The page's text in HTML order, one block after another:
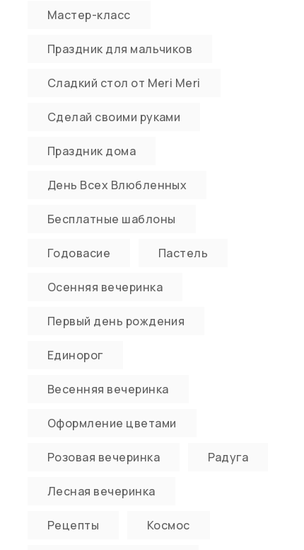
Мастер-класс
Праздник для мальчиков
Сладкий стол от Meri Meri
Сделай своими руками
Праздник дома
День Всех Влюбленных
Бесплатные шаблоны
Годовасие Пастель
Осенняя вечеринка
Первый день рождения
Единорог
Весенняя вечеринка
Оформление цветами
Розовая вечеринка Радуга
Лесная вечеринка
Рецепты Космос